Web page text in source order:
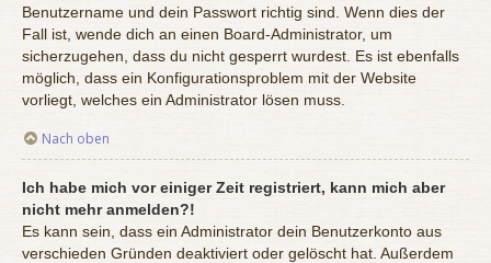
Benutzername und dein Passwort richtig sind. Wenn dies der
Fall ist, wende dich an einen Board-Administrator, um
sicherzugehen, dass du nicht gesperrt wurdest. Es ist ebenfalls
möglich, dass ein Konfigurationsproblem mit der Website
vorliegt, welches ein Administrator lösen muss.
Nach oben
Ich habe mich vor einiger Zeit registriert, kann mich aber
nicht mehr anmelden?!
Es kann sein, dass ein Administrator dein Benutzerkonto aus
verschieden Gründen deaktiviert oder gelöscht hat. Außerdem